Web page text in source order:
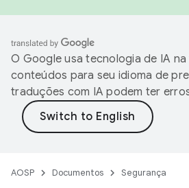
O Google usa tecnologia de IA
conteúdos para seu idioma de
traduções com IA podem ter
AOSP Documentos Segurança